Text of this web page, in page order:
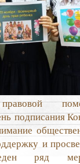
подписания
и
ряд